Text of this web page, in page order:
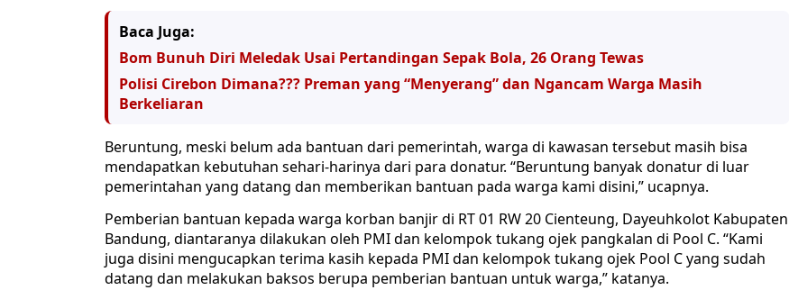
Baca Juga:
Bom Bunuh Diri Meledak Usai Pertandingan Sepak Bola, 26 Orang Tewas
Polisi Cirebon Dimana??? Preman yang “Menyerang” dan Ngancam Warga Masih
Berkeliaran
Beruntung, meski belum ada bantuan dari pemerintah, warga di kawasan tersebut masih bisa
mendapatkan kebutuhan sehari-harinya dari para donatur. “Beruntung banyak donatur di luar
pemerintahan yang datang dan memberikan bantuan pada warga kami disini,” ucapnya.
Pemberian bantuan kepada warga korban banjir di RT 01 RW 20 Cienteung, Dayeuhkolot Kabupaten
Bandung, diantaranya dilakukan oleh PMI dan kelompok tukang ojek pangkalan di Pool C. “Kami
juga disini mengucapkan terima kasih kepada PMI dan kelompok tukang ojek Pool C yang sudah
datang dan melakukan baksos berupa pemberian bantuan untuk warga,” katanya.